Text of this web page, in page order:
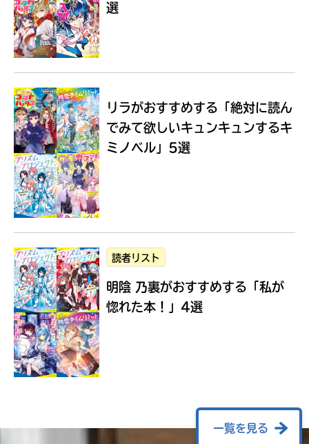
Loading...
選
リラがおすすめする 「絶対に読ん
でみて欲しいキュンキュンするキ
ミノベル」5選
読者リスト
明陰 乃裏がおすすめする 「私が
惚れた本！」4選
一覧を見る
に
エ
も